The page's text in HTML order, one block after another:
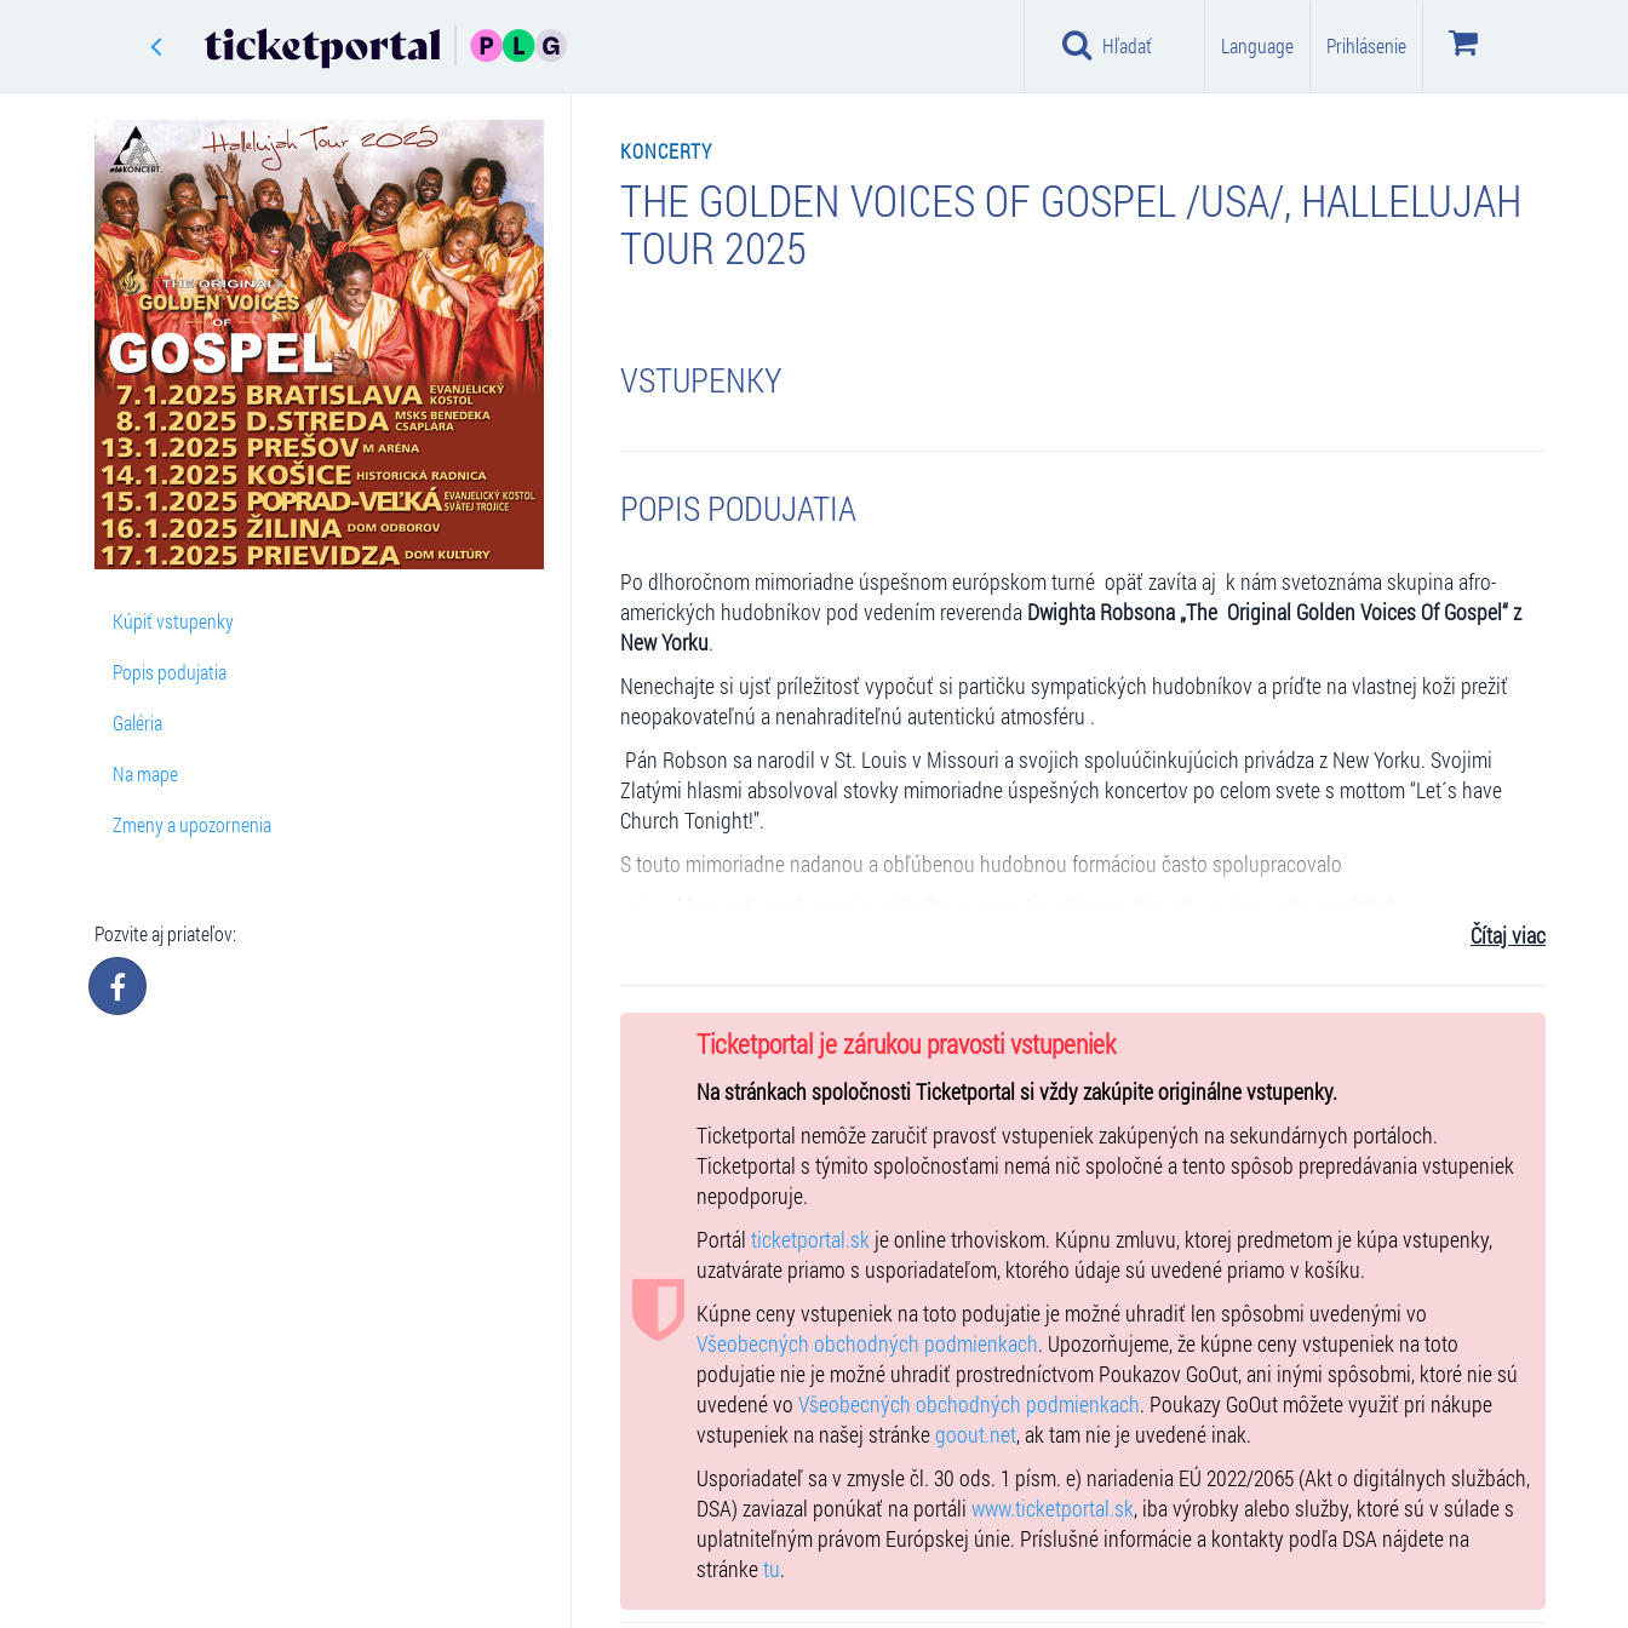
Hľadať Language Prihlásenie
Kúpiť vstupenky
Popis podujatia
Galéria
Na mape
Zmeny a upozornenia
Pozvite aj priateľov:
KONCERTY
THE GOLDEN VOICES OF GOSPEL /USA/, HALLELUJAH
TOUR 2025
VSTUPENKY
POPIS PODUJATIA
Po dlhoročnom mimoriadne úspešnom európskom turné opäť zavíta aj k nám svetoznáma skupina afro-
amerických hudobníkov pod vedením reverenda Dwighta Robsona „The Original Golden Voices Of Gospel“ z
New Yorku.
Nenechajte si ujsť príležitosť vypočuť si partičku sympatických hudobníkov a príďte na vlastnej koži prežiť
neopakovateľnú a nenahraditeľnú autentickú atmosféru .
Pán Robson sa narodil v St. Louis v Missouri a svojich spoluúčinkujúcich privádza z New Yorku. Svojimi
Zlatými hlasmi absolvoval stovky mimoriadne úspešných koncertov po celom svete s mottom “Let´s have
Church Tonight!”.
S touto mimoriadne nadanou a obľúbenou hudobnou formáciou často spolupracovalo
Kum ba Yah
Motherless Child
Go Tell It On The Mountain
Poor Man Lazarus
Nobody Knows
Soon I Will Be Done
Swing Wing Low
Joshua Fit The Battle Of Jericho
I Will Sing Halleluja
City Of God
Čítaj viac
Ticketportal je zárukou pravosti vstupeniek
Na stránkach spoločnosti Ticketportal si vždy zakúpite originálne vstupenky.
Ticketportal nemôže zaručiť pravosť vstupeniek zakúpených na sekundárnych portáloch.
Ticketportal s týmito spoločnosťami nemá nič spoločné a tento spôsob prepredávania vstupeniek
nepodporuje.
Portál ticketportal.skje online trhoviskom. Kúpnu zmluvu, ktorej predmetom je kúpa vstupenky,
uzatvárate priamo s usporiadateľom, ktorého údaje sú uvedené priamo v košíku.
Kúpne ceny vstupeniek na toto podujatie je možné uhradiť len spôsobmi uvedenými vo
Všeobecných obchodných podmienkach. Upozorňujeme, že kúpne ceny vstupeniek na toto
podujatie nie je možné uhradiť prostredníctvom Poukazov GoOut, ani inými spôsobmi, ktoré nie sú
uvedené vo Všeobecných obchodných podmienkach. Poukazy GoOut môžete využiť pri nákupe
vstupeniek na našej stránkegoout.net, ak tam nie je uvedené inak.
Usporiadateľ sa v zmysle čl. 30 ods. 1 písm. e) nariadenia EÚ 2022/2065 (Akt o digitálnych službách,
DSA) zaviazal ponúkať na portáli www.ticketportal.sk, iba výrobky alebo služby, ktoré sú v súlade s
uplatniteľným právom Európskej únie. Príslušné informácie a kontakty podľa DSA nájdete na
stránketu.